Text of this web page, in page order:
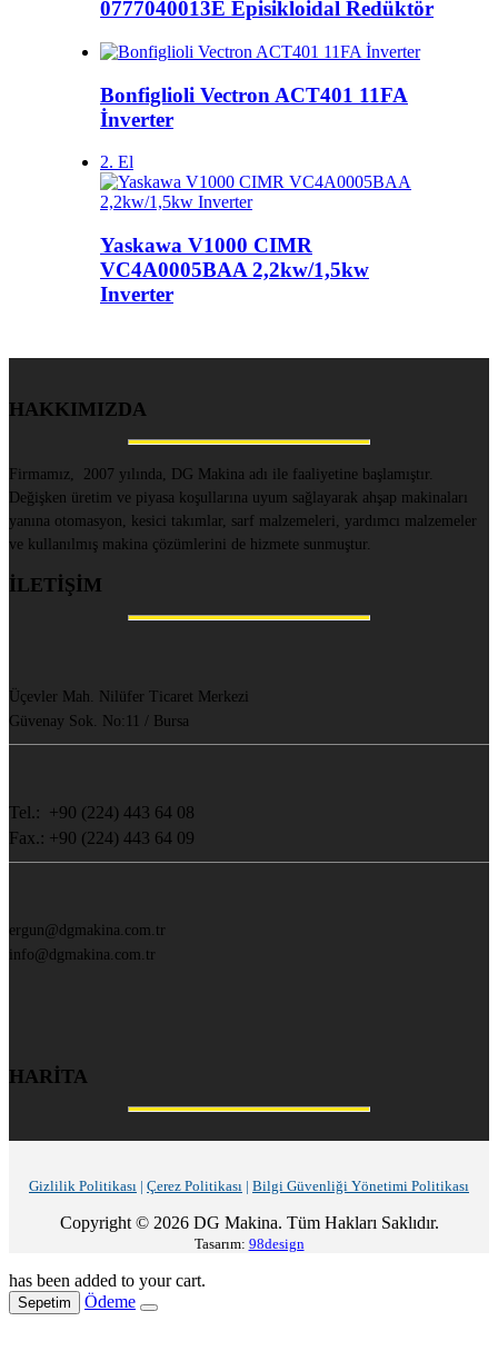
0777040013E Episikloidal Redüktör
Bonfiglioli Vectron ACT401 11FA
İnverter
2. El
Yaskawa V1000 CIMR
VC4A0005BAA 2,2kw/1,5kw
Inverter
HAKKIMIZDA
Firmamız, 2007 yılında, DG Makina adı ile faaliyetine başlamıştır.
Değişken üretim ve piyasa koşullarına uyum sağlayarak ahşap makinaları
yanına otomasyon, kesici takımlar, sarf malzemeleri, yardımcı malzemeler
ve kullanılmış makina çözümlerini de hizmete sunmuştur.
İLETİŞİM
Üçevler Mah. Nilüfer Ticaret Merkezi
Güvenay Sok. No:11 / Bursa
Tel.: +90 (224) 443 64 08
Fax.: +90 (224) 443 64 09
ergun@dgmakina.com.tr
info@dgmakina.com.tr
HARİTA
Gizlilik Politikası | Çerez Politikası | Bilgi Güvenliği Yönetimi Politikası
Copyright © 2026 DG Makina. Tüm Hakları Saklıdır.
Tasarım: 98design
has been added to your cart.
Sepetim Ödeme